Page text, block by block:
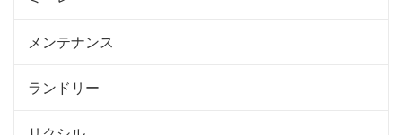
メンテナンス
ランドリー